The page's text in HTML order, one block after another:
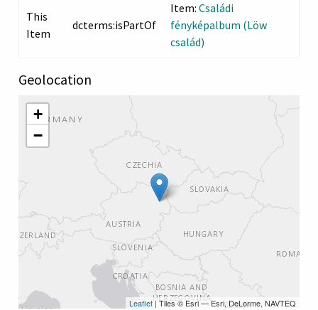
This
Item
dcterms:isPartOf
Item: Családi
fényképalbum (Löw
család)
Geolocation
+
−
Leaflet| Tiles © Esri — Esri, DeLorme, NAVTEQ